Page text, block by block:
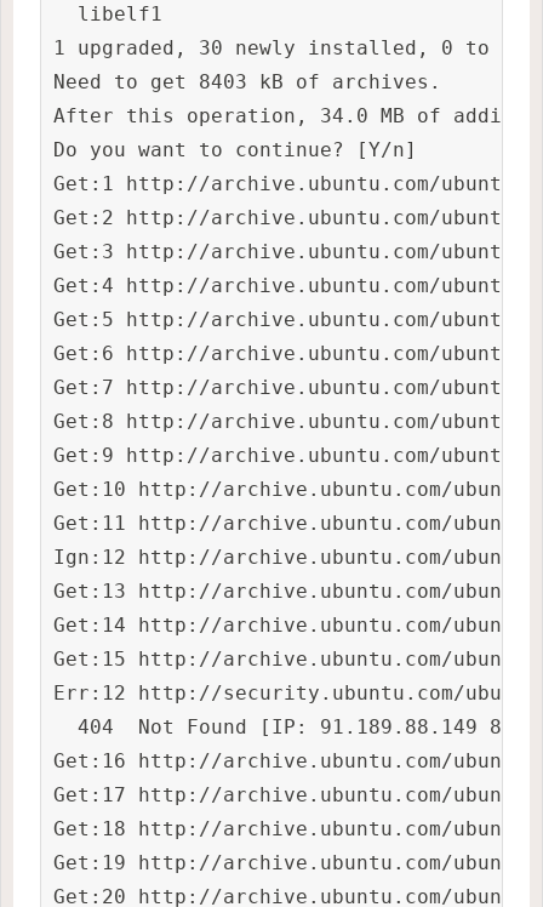
  libelf1
1 upgraded, 30 newly installed, 0 to
Need to get 8403 kB of archives.
After this operation, 34.0 MB of
Do you want to continue? [Y/n]
Get:1 http://archive.ubuntu.com/ubuntu
Get:2 http://archive.ubuntu.com/ubuntu
Get:3 http://archive.ubuntu.com/ubuntu
Get:4 http://archive.ubuntu.com/ubuntu
Get:5 http://archive.ubuntu.com/ubuntu
Get:6 http://archive.ubuntu.com/ubuntu
Get:7 http://archive.ubuntu.com/ubuntu
Get:8 http://archive.ubuntu.com/ubuntu
Get:9 http://archive.ubuntu.com/ubuntu
Get:10 http://archive.ubuntu.com/
Get:11 http://archive.ubuntu.com/ubuntu
Ign:12 http://archive.ubuntu.com/ubuntu
Get:13 http://archive.ubuntu.com/ubuntu
Get:14 http://archive.ubuntu.com/ubuntu
Get:15 http://archive.ubuntu.com/ubuntu
Err:12 http://security.ubuntu.com/ubuntu
  404  Not Found [IP: 91.189.88.149 80]
Get:16 http://archive.ubuntu.com/ubuntu
Get:17 http://archive.ubuntu.com/ubuntu
Get:18 http://archive.ubuntu.com/ubuntu
Get:19 http://archive.ubuntu.com/ubuntu
Get:20 http://archive.ubuntu.com/ubuntu